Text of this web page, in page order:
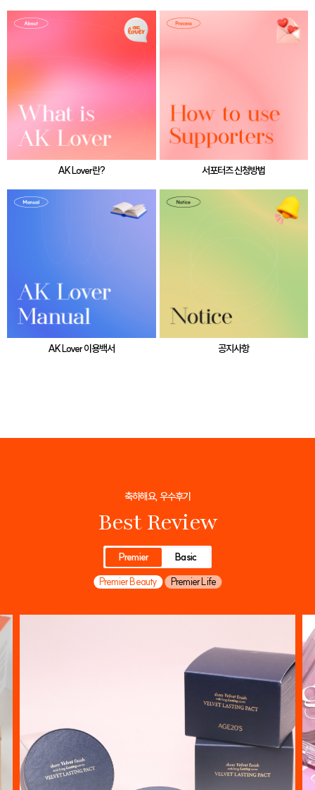
AK Lover란? 서포터즈 신청방법
AK Lover 이용백서 공지사항
축하해요, 우수후기
Best Review
Premier
Basic
Premier Beauty
Premier Life